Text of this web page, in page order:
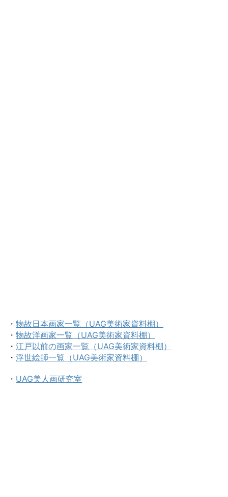
・ 物故日本画家一覧（UAG美術家資料棚）
・ 物故洋画家一覧（UAG美術家資料棚）
・ 江戸以前の画家一覧（UAG美術家資料棚）
・ 浮世絵師一覧（UAG美術家資料棚）
・ UAG美人画研究室